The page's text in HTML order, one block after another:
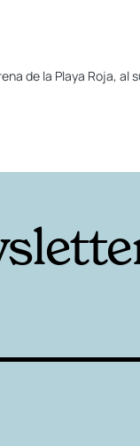
de la Playa Roja, al